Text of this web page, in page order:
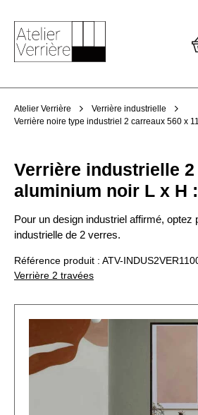
Atelier Verrière
Verrière industrielle
Verrière noire type industriel 2 carreaux 560 x
Verrière industrielle
aluminium noir L x H
Pour un design industriel affirmé, optez
industrielle de 2 verres.
Référence produit : ATV-
Verrière 2 travées